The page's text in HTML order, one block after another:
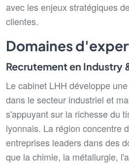
avec les enjeux stratégiques
clientes.
Domaines
Recrutement en Industry
Le cabinet LHH développe
dans le secteur industriel et
s'appuyant sur la richesse du
lyonnais. La région concentre
entreprises leaders dans des
que la chimie, la métallurgie,